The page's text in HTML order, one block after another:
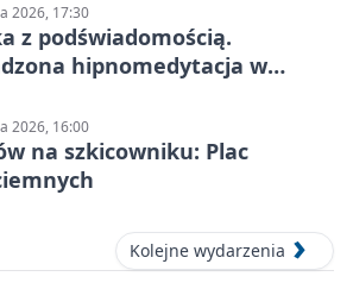
2026, 17:30
z podświadomością.
hipnomedytacja w
2026, 16:00
na szkicowniku: Plac
Kolejne wydarzenia